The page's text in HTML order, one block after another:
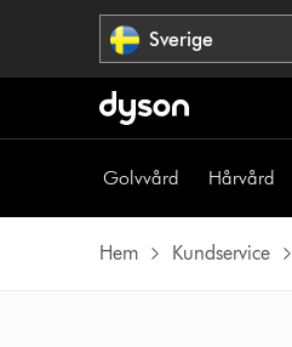
Sverige
Golvvård Hårvård
Hem Kundservice